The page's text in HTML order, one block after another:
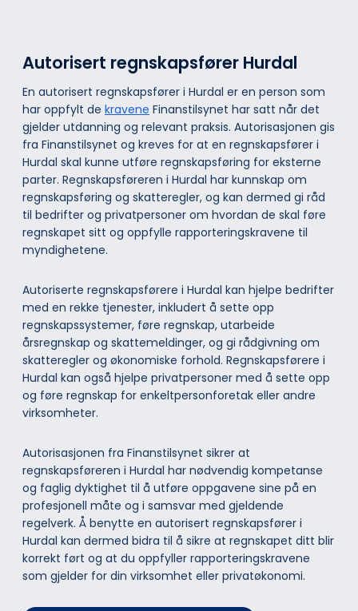
Autorisert regnskapsfører Hurdal
En autorisert regnskapsfører i Hurdal er en person som
har oppfylt de kravene Finanstilsynet har satt når det
gjelder utdanning og relevant praksis. Autorisasjonen gis
fra Finanstilsynet og kreves for at en regnskapsfører i
Hurdal skal kunne utføre regnskapsføring for eksterne
parter. Regnskapsføreren i Hurdal har kunnskap om
regnskapsføring og skatteregler, og kan dermed gi råd
til bedrifter og privatpersoner om hvordan de skal føre
regnskapet sitt og oppfylle rapporteringskravene til
myndighetene.
Autoriserte regnskapsførere i Hurdal kan hjelpe bedrifter
med en rekke tjenester, inkludert å sette opp
regnskapssystemer, føre regnskap, utarbeide
årsregnskap og skattemeldinger, og gi rådgivning om
skatteregler og økonomiske forhold. Regnskapsførere i
Hurdal kan også hjelpe privatpersoner med å sette opp
og føre regnskap for enkeltpersonforetak eller andre
virksomheter.
Autorisasjonen fra Finanstilsynet sikrer at
regnskapsføreren i Hurdal har nødvendig kompetanse
og faglig dyktighet til å utføre oppgavene sine på en
profesjonell måte og i samsvar med gjeldende
regelverk. Å benytte en autorisert regnskapsfører i
Hurdal kan dermed bidra til å sikre at regnskapet ditt blir
korrekt ført og at du oppfyller rapporteringskravene
som gjelder for din virksomhet eller privatøkonomi.